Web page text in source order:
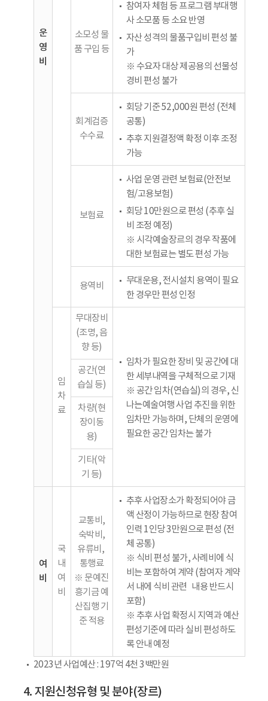
운
영
비
소모성 물
품 구입 등
참여자 체험 등 프로그램 부대행
사 소모품 등 소요 반영
자산 성격의 물품구입비 편성 불
가
※ 수요자 대상 제공용의 선물성
경비 편성 불가
회계검증
수수료
회당 기준 52,000원 편성 (전체
공통)
추후 지원결정액 확정 이후 조정
가능
보험료
사업 운영 관련 보험료(안전보
험/고용보험)
회당 10만원으로 편성 (추후 실
비 조정 예정)
※ 시각예술장르의 경우 작품에
대한 보험료는 별도 편성 가능
용역비
무대운용, 전시설치 용역이 필요
한 경우만 편성 인정
임
차
료
무대장비
(조명, 음
향 등)
임차가 필요한 장비 및 공간에 대
한 세부내역을 구체적으로 기재
※ 공간 임차(연습실)의 경우, 신
나는예술여행 사업 추진을 위한
임차만 가능하며, 단체의 운영에
필요한 공간 임차는 불가
공간(연
습실 등)
차량(현
장이동
용)
기타(악
기 등)
여
비
국
내
여
비
교통비,
숙박비,
유류비,
통행료
※ 문예진
흥기금 예
산집행 기
준 적용
추후 사업장소가 확정되어야 금
액 산정이 가능하므로 현장 참여
인력 1인당 3만원으로 편성 (전
체 공통)
※ 식비 편성 불가, 사례비에 식
비는 포함하여 계약 (참여자 계약
서 내에 식비 관련 내용 반드시
포함)
※ 추후 사업 확정시 지역과 예산
편성기준에 따라 실비 편성하도
록 안내 예정
2023년 사업예산 : 197억 4천 3백만원
4. 지원신청유형 및 분야(장르)